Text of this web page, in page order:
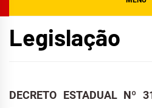
Legislação
DECRETO ESTADUAL Nº